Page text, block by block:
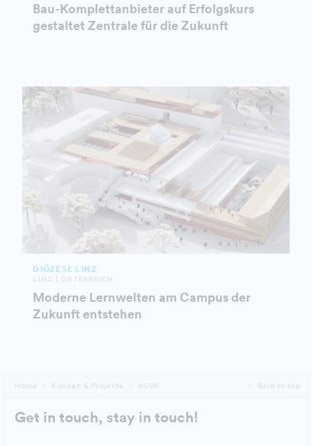
Bau-Komplettanbieter auf Erfolgskurs
gestaltet Zentrale für die Zukunft
DIÖZESE LINZ
LINZ | ÖSTERREICH
Moderne Lernwelten am Campus der
Zukunft entstehen
Home Kunden & Projekte AUVA Back to top
Get in touch, stay in touch!